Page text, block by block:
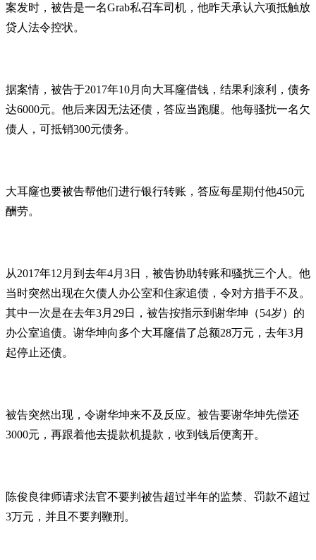
案发时，被告是一名Grab私召车司机，他昨天承认六项抵触放
贷人法令控状。
据案情，被告于2017年10月向大耳窿借钱，结果利滚利，债务
达6000元。他后来因无法还债，答应当跑腿。他每骚扰一名欠
债人，可抵销300元债务。
大耳窿也要被告帮他们进行银行转账，答应每星期付他450元
酬劳。
从2017年12月到去年4月3日，被告协助转账和骚扰三个人。他
当时突然出现在欠债人办公室和住家追债，令对方措手不及。
其中一次是在去年3月29日，被告按指示到谢华坤（54岁）的
办公室追债。谢华坤向多个大耳窿借了总额28万元，去年3月
起停止还债。
被告突然出现，令谢华坤来不及反应。被告要谢华坤先偿还
3000元，再跟着他去提款机提款，收到钱后便离开。
陈俊良律师请求法官不要判被告超过半年的监禁、罚款不超过
3万元，并且不要判鞭刑。